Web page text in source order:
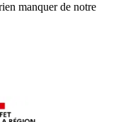
manquer de notre